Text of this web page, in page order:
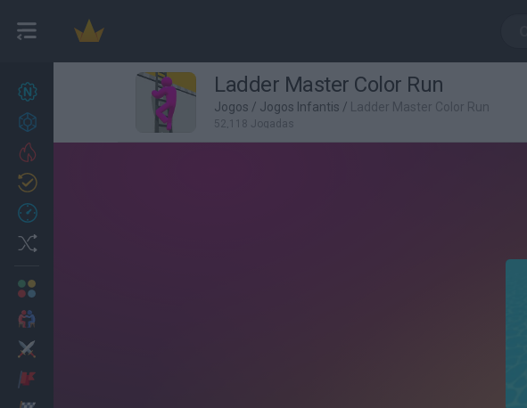
27 Ladder Master Color Run
Jogos / Jogos Infantis / Ladder Master Color Run
52,118 Jogadas